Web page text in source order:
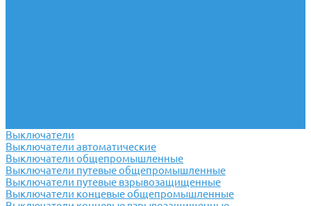
Выключатели
Выключатели автоматические
Выключатели общепромышленные
Выключатели путевые общепромышленные
Выключатели путевые взрывозащищенные
Выключатели концевые общепромышленные